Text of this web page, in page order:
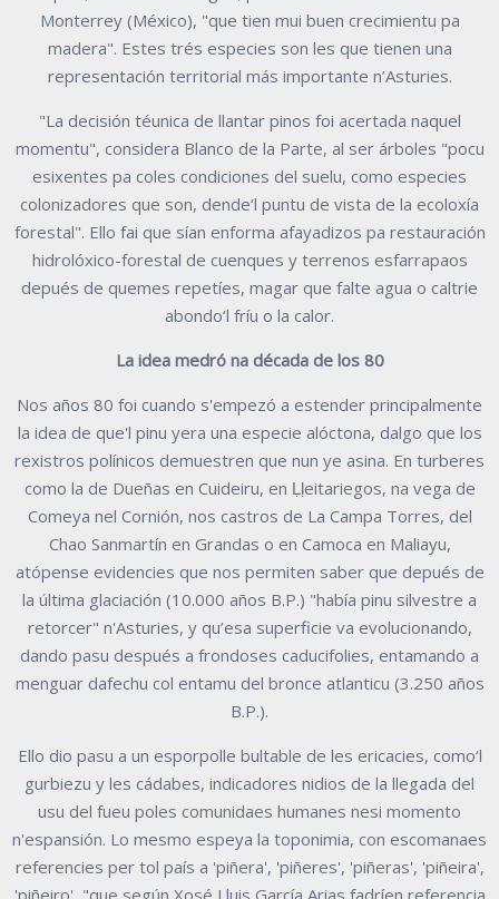
Monterrey (México), "que tien mui buen crecimientu pa
madera". Estes trés especies son les que tienen una
representación territorial más importante n’Asturies.
"La decisión téunica de llantar pinos foi acertada naquel
momentu", considera Blanco de la Parte, al ser árboles "pocu
esixentes pa coles condiciones del suelu, como especies
colonizadores que son, dende‘l puntu de vista de la ecoloxía
forestal". Ello fai que sían enforma afayadizos pa restauración
hidrolóxico-forestal de cuenques y terrenos esfarrapaos
depués de quemes repetíes, magar que falte agua o caltrie
abondo‘l fríu o la calor.
La idea medró na década de los 80
Nos años 80 foi cuando s'empezó a estender principalmente
la idea de que'l pinu yera una especie alóctona, dalgo que los
rexistros polínicos demuestren que nun ye asina. En turberes
como la de Dueñas en Cuideiru, en Ḷḷeitariegos, na vega de
Comeya nel Cornión, nos castros de La Campa Torres, del
Chao Sanmartín en Grandas o en Camoca en Maliayu,
atópense evidencies que nos permiten saber que depués de
la última glaciación (10.000 años B.P.) "había pinu silvestre a
retorcer" n'Asturies, y qu’esa superficie va evolucionando,
dando pasu después a frondoses caducifolies, entamando a
menguar dafechu col entamu del bronce atlanticu (3.250 años
B.P.).
Ello dio pasu a un esporpolle bultable de les ericacies, como‘l
gurbiezu y les cádabes, indicadores nidios de la llegada del
usu del fueu poles comunidaes humanes nesi momento
n'espansión. Lo mesmo espeya la toponimia, con escomanaes
referencies per tol país a 'piñera', 'piñeres', 'piñeras', 'piñeira',
'piñeiro', "que según Xosé Lluis García Arias fadríen referencia